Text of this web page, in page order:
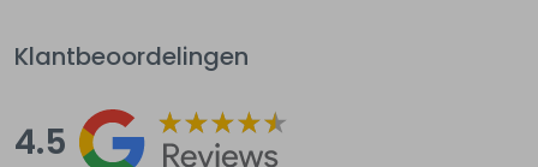
Klantbeoordelingen
4.5